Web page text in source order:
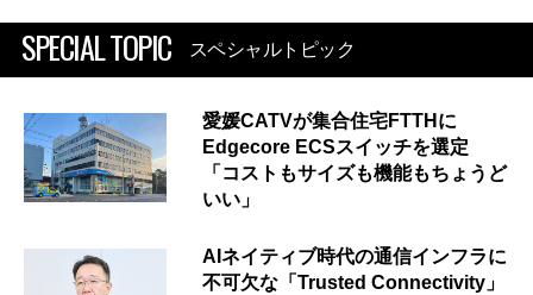
SPECIAL TOPIC スペシャルトピック
愛媛CATVが集合住宅FTTHに
Edgecore ECSスイッチを選定
「コストもサイズも機能もちょうど
いい」
AIネイティブ時代の通信インフラに
不可欠な「Trusted Connectivity」